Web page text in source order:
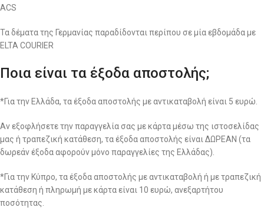
ACS
Τα δέματα της Γερμανίας παραδίδονται περίπου σε μία εβδομάδα με
ELTA COURIER
Ποια είναι τα έξοδα αποστολής;
*Για την Ελλάδα, τα έξοδα αποστολής με αντικαταβολή είναι 5 ευρώ.
Αν εξοφλήσετε την παραγγελία σας με κάρτα μέσω της ιστοσελίδας
μας ή τραπεζική κατάθεση, τα έξοδα αποστολής είναι ΔΩΡΕΑΝ (τα
δωρεάν έξοδα αφορούν μόνο παραγγελίες της Ελλάδας).
*Για την Κύπρο, τα έξοδα αποστολής με αντικαταβολή ή με τραπεζική
κατάθεση ή πληρωμή με κάρτα είναι 10 ευρώ, ανεξαρτήτου
ποσότητας.